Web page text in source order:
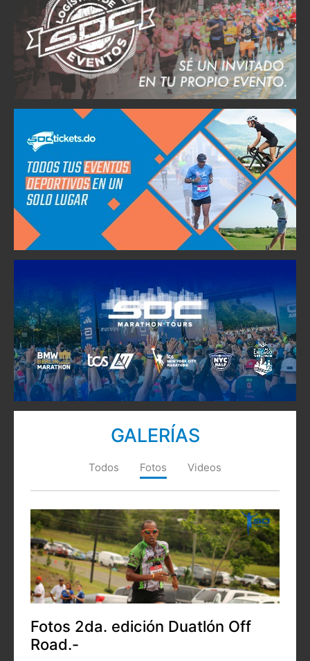
GALERÍAS
Todos Fotos Videos
Fotos 2da. edición Duatlón Off
Road.-